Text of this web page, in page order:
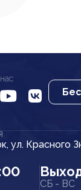
ул. Красного
СБ - ВС